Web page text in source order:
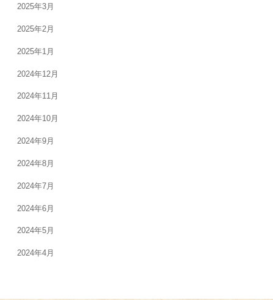
2025年3月
2025年2月
2025年1月
2024年12月
2024年11月
2024年10月
2024年9月
2024年8月
2024年7月
2024年6月
2024年5月
2024年4月